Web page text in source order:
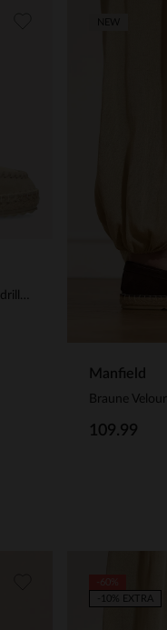
Manfield
109.99
-10% EXTRA